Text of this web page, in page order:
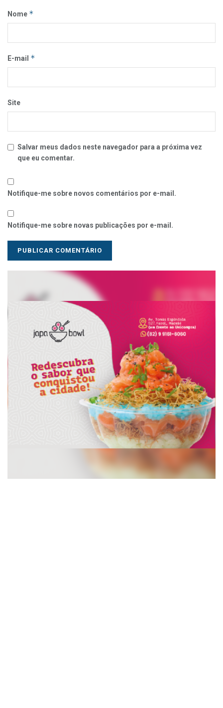
Nome *
E-mail *
Site
Salvar meus dados neste navegador para a próxima vez
que eu comentar.
Notifique-me sobre novos comentários por e-mail.
Notifique-me sobre novas publicações por e-mail.